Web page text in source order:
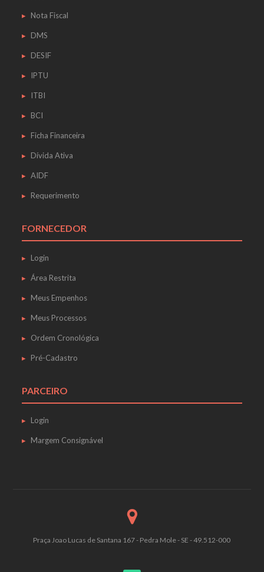
Nota Fiscal
DMS
DESIF
IPTU
ITBI
BCI
Ficha Financeira
Dívida Ativa
AIDF
Requerimento
FORNECEDOR
Login
Área Restrita
Meus Empenhos
Meus Processos
Ordem Cronológica
Pré-Cadastro
PARCEIRO
Login
Margem Consignável
Praça Joao Lucas de Santana 167 - Pedra Mole - SE - 49.512-000